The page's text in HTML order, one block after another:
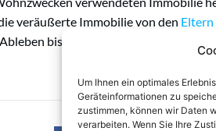
Um Ihnen ein optimales
Geräteinformationen zu
zustimmen, können wir Daten
verarbeiten. Wenn Sie Ihre
veräußerte Immobilie von den Eltern
bis zur Veräußerung durch den